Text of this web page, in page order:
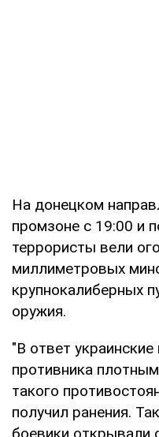
На донецком
промзоне с 19:00 и
террористы вели
миллиметровых
крупнокалиберных
оружия.
"В ответ
противника
такого
получил ранения.
боевики открывали